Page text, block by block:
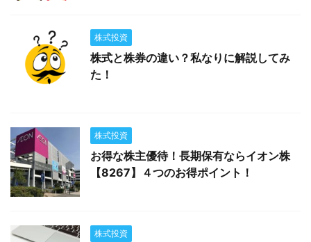
株式投資
株式と株券の違い？私なりに解説してみ
た！
株式投資
お得な株主優待！長期保有ならイオン株
【8267】４つのお得ポイント！
株式投資